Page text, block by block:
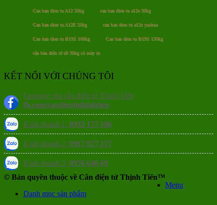
Can ban dien tu A12 50kg can ban dien tu a12e 30kg
Can ban dien tu A12E 50kg can ban dien tu a12e yaohua
Can ban dien tu B19S 100kg Can ban dien tu B19S 150kg
cân bàn điện tử a9 30kg có máy in
KẾT NỐI VỚI CHÚNG TÔI
Fanpage của cân điện tử Thịnh Tiến
fb.com/candientuthinhtien
Kinh doanh 1: 0935 177 186
Kinh doanh 2: 0917 977 177
Kinh doanh 3: 0976 646 69
© Bản quyền thuộc về Cân điện tử Thịnh Tiến™
Menu
Danh mục sản phẩm